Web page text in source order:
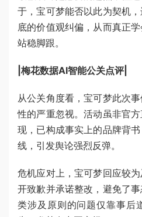
于，宝可梦能否以此为契机
底的价值观纠偏，从而真正
站稳脚跟。
|梅花数据AI智能公关点评|
从公关角度看，宝可梦此次
性的严重忽视。活动虽非官
现，已构成事实上的品牌背
线，引发舆论强烈反弹。
危机应对上，宝可梦回应较
开致歉并承诺整改，避免了
类涉及原则的问题仅靠事后